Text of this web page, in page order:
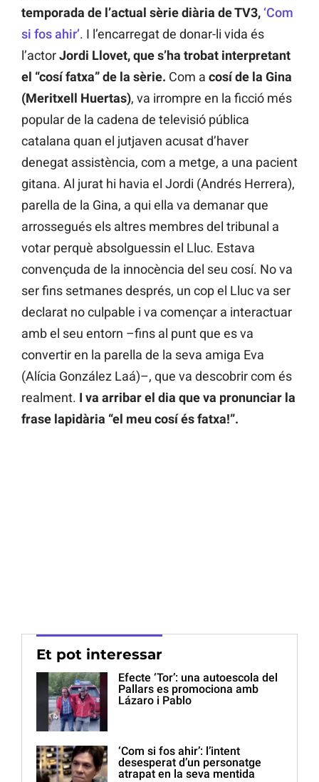
temporada de l’actual sèrie diària de TV3, ‘Com
si fos ahir’. I l’encarregat de donar-li vida és
l’actorJordi Llovet, que s’ha trobat interpretant
el “cosí fatxa” de la sèrie. Com a cosí de la Gina
(Meritxell Huertas), va irrompre en la ficció més
popular de la cadena de televisió pública
catalana quan el jutjaven acusat d’haver
denegat assistència, com a metge, a una pacient
gitana. Al jurat hi havia el Jordi (Andrés Herrera),
parella de la Gina, a qui ella va demanar que
arrossegués els altres membres del tribunal a
votar perquè absolguessin el Lluc. Estava
convençuda de la innocència del seu cosí. No va
ser fins setmanes després, un cop el Lluc va ser
declarat no culpable i va començar a interactuar
amb el seu entorn –fins al punt que es va
convertir en la parella de la seva amiga Eva
(Alícia González Laá)–, que va descobrir com és
realment. I va arribar el dia que va pronunciar la
frase lapidària “el meu cosí és fatxa!”.
Et pot interessar
Efecte ‘Tor’: una autoescola del
Pallars es promociona amb
Lázaro i Pablo
‘Com si fos ahir’: l’intent
desesperat d’un personatge
atrapat en la seva mentida